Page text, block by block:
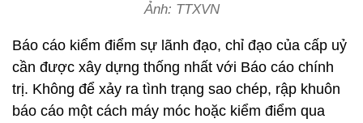
Ảnh: TTXVN
Báo cáo kiểm điểm sự lãnh đạo, chỉ đạo của cấp uỷ
cần được xây dựng thống nhất với Báo cáo chính
trị. Không để xảy ra tình trạng sao chép, rập khuôn
báo cáo một cách máy móc hoặc kiểm điểm qua